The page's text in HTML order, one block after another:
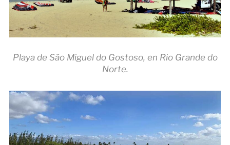
Playa de São Miguel do Gostoso, en Rio Grande do
Norte.